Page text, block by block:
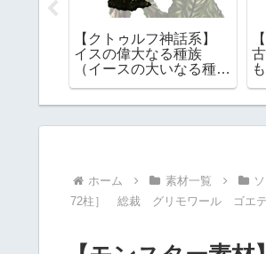
【クトゥルフ神話系】
イスの偉大なる種族
（イースの大いなる種
ホーム 素材一覧
72柱］ 総裁 グリモワール ゴエ